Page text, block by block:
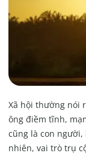
Xã hội thường nói
ông điềm tĩnh,
cũng là con người,
nhiên, vai trò trụ